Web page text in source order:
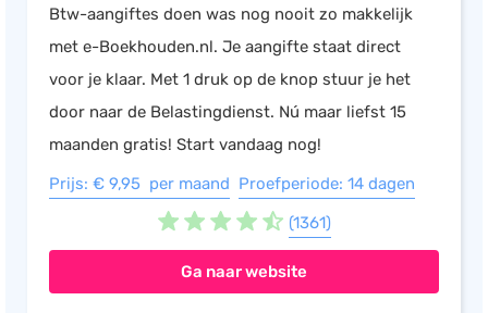
Btw-aangiftes doen was nog nooit zo makkelijk
met e-Boekhouden.nl. Je aangifte staat direct
voor je klaar. Met 1 druk op de knop stuur je het
door naar de Belastingdienst. Nú maar liefst 15
maanden gratis! Start vandaag nog!
Prijs: € 9,95 per maand Proefperiode: 14 dagen
(1361)
Ga naar website